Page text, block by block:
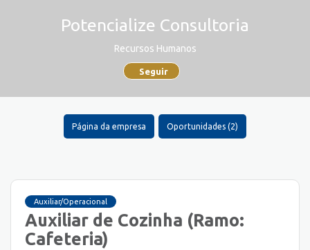
Potencialize Consultoria
Recursos Humanos
Seguir
Página da empresa Oportunidades (2)
Auxiliar/Operacional
Auxiliar de Cozinha (Ramo:
Cafeteria)